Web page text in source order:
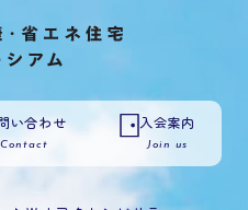
い合わせ
Contact
入会案内
Join us